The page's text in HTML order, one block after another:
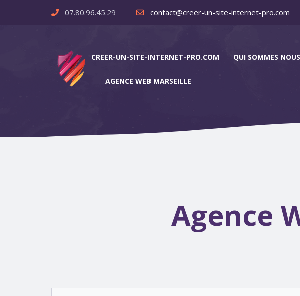
07.80.96.45.29 contact@creer-un-site-internet-pro.com
CREER-UN-SITE-INTERNET-PRO.COM QUI SOMMES
AGENCE WEB MARSEILLE
Agence